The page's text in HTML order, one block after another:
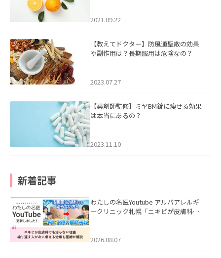
2021.09.22
【教えてドクター】防風通聖散の効果
や副作用は？長期服用は危険なの？
2023.07.27
【薬剤師監修】ミヤBM錠に痩せる効果
は本当にあるの？
2023.11.10
新着記事
わたしの名医Youtube アルバアレルギ
ークリニック札幌「ニキビが皮膚科で
ました。
2026.08.07